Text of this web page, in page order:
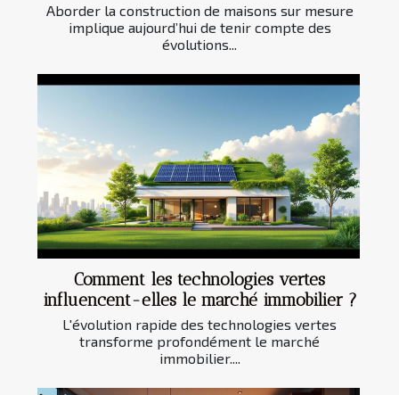
Aborder la construction de maisons sur mesure
implique aujourd’hui de tenir compte des
évolutions...
Comment les technologies vertes
influencent-elles le marché immobilier ?
L'évolution rapide des technologies vertes
transforme profondément le marché
immobilier....